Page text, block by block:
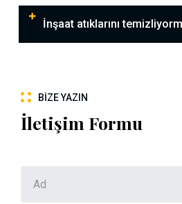
İnşaat atıklarını
BIZE YAZIN
İletişim Formu